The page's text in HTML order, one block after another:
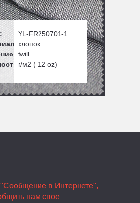
YL-FR250701-1
хлопок
twill
г/м2 ( 12 oz)
в Интернете",
нам свое